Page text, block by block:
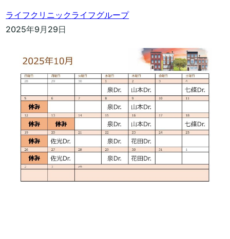
ライフクリニックライフグループ
2025年9月29日